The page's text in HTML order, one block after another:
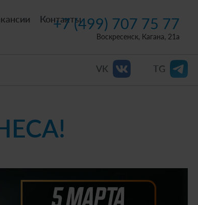
Контакты
+7 (499) 707 75 77
Воскресенск, Кагана, 21а
VK TG